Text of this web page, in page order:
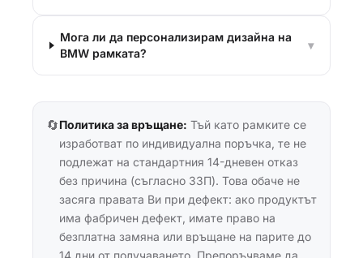
Мога ли да персонализирам дизайна на
BMW рамката?
▾
🔄Политика за връщане: Тъй като рамките се
изработват по индивидуална поръчка, те не
подлежат на стандартния 14-дневен отказ
без причина (съгласно ЗЗП). Това обаче не
засяга правата Ви при дефект: ако продуктът
има фабричен дефект, имате право на
безплатна замяна или връщане на парите до
14 дни от получаването. Препоръчваме да